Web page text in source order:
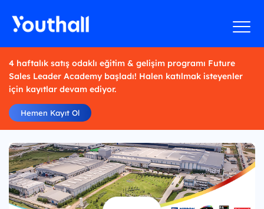
4 haftalık satış odaklı eğitim & gelişim programı Future
Sales Leader Academy başladı! Halen katılmak isteyenler
için kayıtlar devam ediyor.
Hemen Kayıt Ol